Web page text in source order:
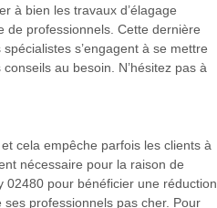
à bien les travaux d’élagage
de professionnels. Cette dernière
s’engagent à se mettre
au besoin. N’hésitez pas à
cela empêche parfois les clients à
nécessaire pour la raison de
02480 pour bénéficier une réduction
professionnels pas cher. Pour